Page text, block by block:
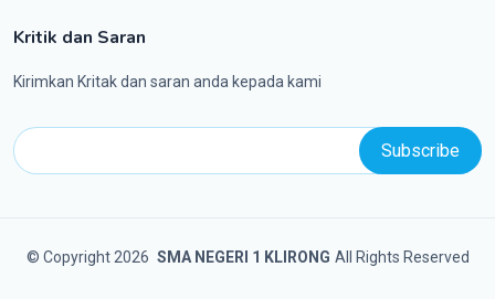
Kritik dan Saran
Kirimkan Kritak dan saran anda kepada kami
© Copyright 2026 SMA NEGERI 1 KLIRONG All Rights Reserved